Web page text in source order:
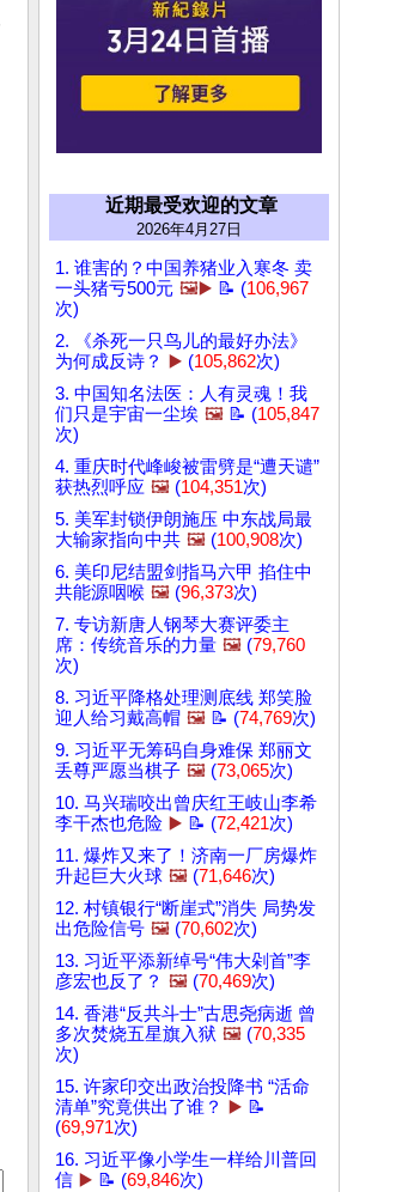
近期最受欢迎的文章
2026年4月27日
1. 谁害的？中国养猪业入寒冬 卖
一头猪亏500元 🖼️▶️ 📝 (106,967
次)
2. 《杀死一只鸟儿的最好办法》
为何成反诗？
▶️ (105,862次)
3. 中国知名法医：人有灵魂！我
们只是宇宙一尘埃 🖼️ 📝 (105,847
次)
4. 重庆时代峰峻被雷劈是“遭天谴”
获热烈呼应 🖼️ (104,351次)
5. 美军封锁伊朗施压 中东战局最
大输家指向中共 🖼️ (100,908次)
6. 美印尼结盟剑指马六甲 掐住中
共能源咽喉 🖼️ (96,373次)
7. 专访新唐人钢琴大赛评委主
席：传统音乐的力量 🖼️ (79,760
次)
8. 习近平降格处理测底线 郑笑脸
迎人给习戴高帽 🖼️ 📝 (74,769次)
9. 习近平无筹码自身难保 郑丽文
丢尊严愿当棋子 🖼️ (73,065次)
10. 马兴瑞咬出曾庆红王岐山李希
李干杰也危险 ▶️ 📝 (72,421次)
11. 爆炸又来了！济南一厂房爆炸
升起巨大火球 🖼️ (71,646次)
12. 村镇银行“断崖式”消失 局势发
出危险信号 🖼️ (70,602次)
13. 习近平添新绰号“伟大剁首”李
彦宏也反了？ 🖼️ (70,469次)
14. 香港“反共斗士”古思尧病逝 曾
多次焚烧五星旗入狱 🖼️ (70,335
次)
15. 许家印交出政治投降书 “活命
清单”究竟供出了谁？
▶️ 📝
(69,971次)
16. 习近平像小学生一样给川普回
信 ▶️ 📝 (69,846次)